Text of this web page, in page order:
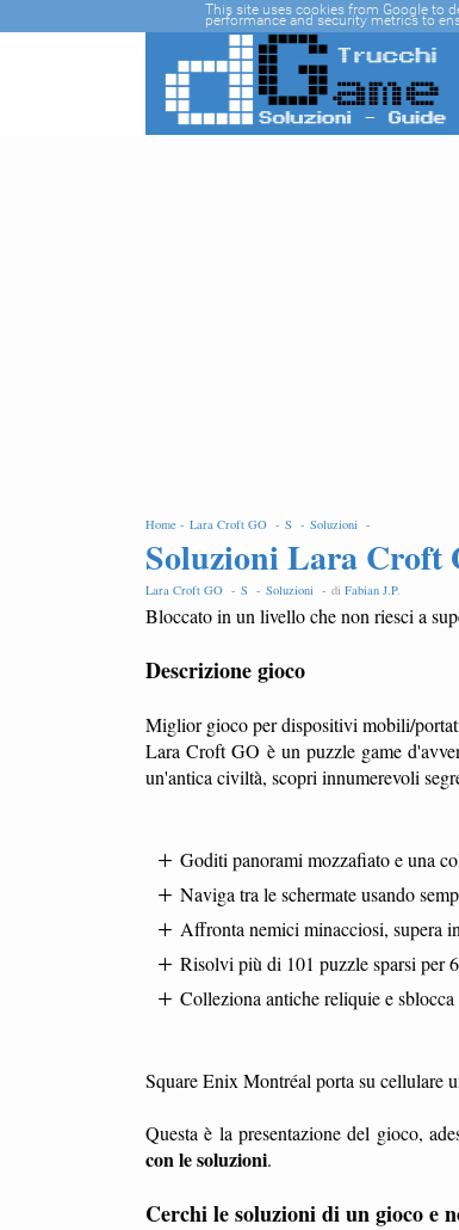
Home - Lara Croft GO - S - Soluzioni -
Soluzioni Lara
Lara Croft GO - S - Soluzioni - di Fabian J.P.
Bloccato in un livello che non riesci a
Descrizione gioco
Miglior gioco per dispositivi mobili/
Lara Croft GO è un puzzle game
un'antica civiltà, scopri innumerevoli
Goditi panorami mozzafiato e una
Naviga tra le schermate usando
Affronta nemici minacciosi, supera
Risolvi più di 101 puzzle sparsi per
Colleziona antiche reliquie e
Square Enix Montréal porta su cellulare
Questa è la presentazione del gioco,
con le soluzioni.
Cerchi le soluzioni di un gioco e
This site uses cookies from Google to
performance and security metrics to